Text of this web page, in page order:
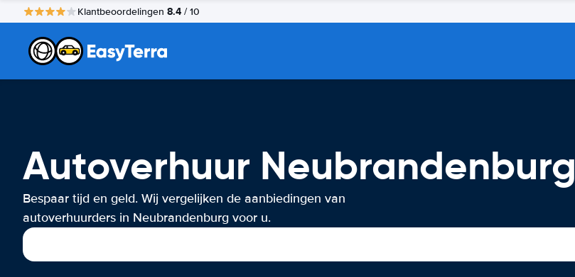
Klantbeoordelingen 8.4 / 10
Autoverhuur Neubrandenburg
Bespaar tijd en geld. Wij vergelijken de aanbiedingen van
autoverhuurders in Neubrandenburg voor u.